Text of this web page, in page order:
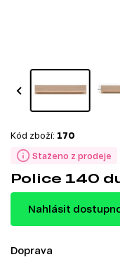
Staženo z prodeje
Kód zboží: 170
Police 140
Nahlásit
Doprava